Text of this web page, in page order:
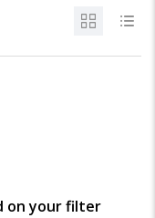
on your filter